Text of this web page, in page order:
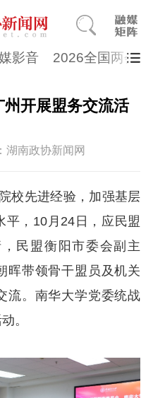
影音 2026全国两会
开展盟务交流活
湖南政协新闻网
校先进经验，加强基层
， 10月24日，应民盟
民盟衡阳市委会副主
晖带领骨干盟员及机关
流。南华大学党委统战
。